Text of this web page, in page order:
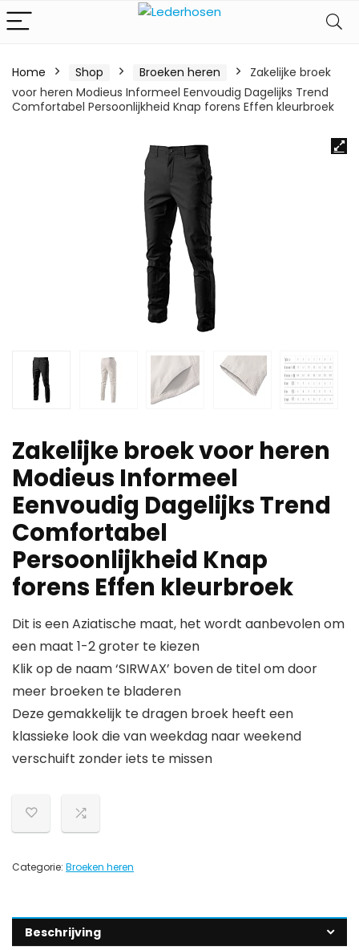
Home Shop Broeken heren
Zakelijke broek
voor heren Modieus Informeel Eenvoudig Dagelijks Trend
Comfortabel Persoonlijkheid Knap forens Effen kleurbroek
Zakelijke broek voor heren
Modieus Informeel
Eenvoudig Dagelijks Trend
Comfortabel
Persoonlijkheid Knap
forens Effen kleurbroek
Dit is een Aziatische maat, het wordt aanbevolen om
een maat 1-2 groter te kiezen
Klik op de naam ‘SIRWAX’ boven de titel om door
meer broeken te bladeren
Deze gemakkelijk te dragen broek heeft een
klassieke look die van weekdag naar weekend
verschuift zonder iets te missen
Categorie: Broeken heren
Beschrijving